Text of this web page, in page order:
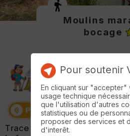
Moulins
bocage
Trace de la randonnée
Pour soutenir
En cliquant sur
usage technique
que l'utilisation d'autres
statistiques ou de
proposer des services et
d'interêt.